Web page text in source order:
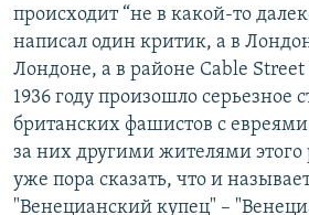
происходит “не в какой-то
написал один критик, а в
Лондоне, а в районе Cable Street
1936 году произошло серьезное
британских фашистов с
за них другими жителями этого
уже пора сказать, что и
"Венецианский купец" –